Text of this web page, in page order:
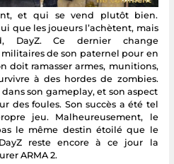
et qui se vend plutôt bien.
que les joueurs l’achètent, mais
DayZ. Ce dernier change
de son paternel pour en
doit ramasser armes, munitions,
à des hordes de zombies.
son gameplay, et son aspect
des foules. Son succès a été tel
jeu. Malheureusement, le
le même destin étoilé que le
reste encore à ce jour la
ARMA 2.